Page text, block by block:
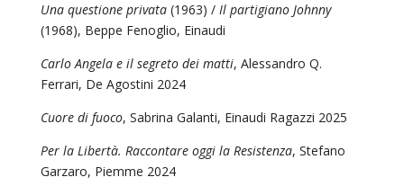
Una questione privata(1963) / Il partigiano Johnny
(1968), Beppe Fenoglio, Einaudi
Carlo Angela e il segreto dei matti, Alessandro Q.
Ferrari, De Agostini 2024
Cuore di fuoco, Sabrina Galanti, Einaudi Ragazzi 2025
Per la Libertà. Raccontare oggi la Resistenza, Stefano
Garzaro, Piemme 2024